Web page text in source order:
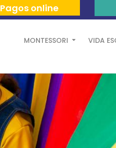
Pagos online
MONTESSORI VIDA